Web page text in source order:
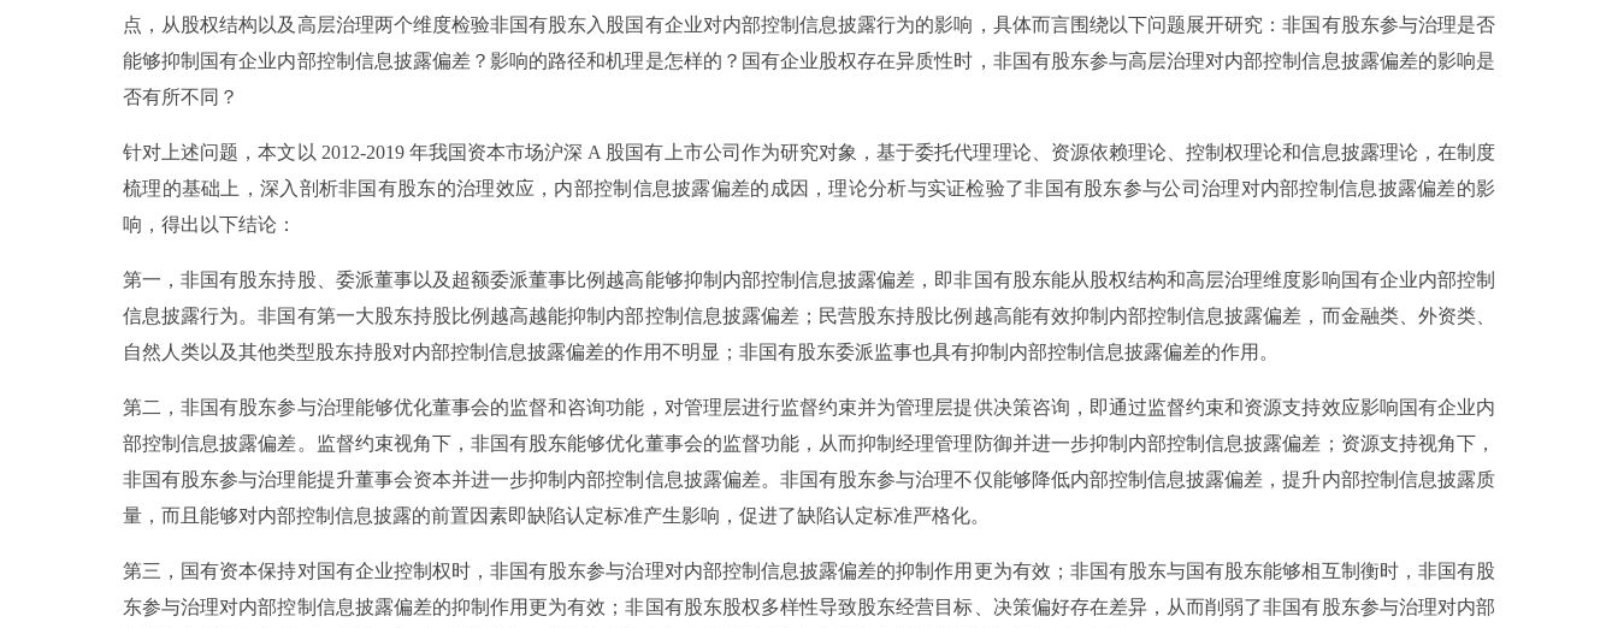
点，从股权结构以及高层治理两个维度检验非国有股东入股国有企业对内部控制信息披露行为的影响，具体而言围绕以下问题展开研究：非国有股东参与治理是否
能够抑制国有企业内部控制信息披露偏差？影响的路径和机理是怎样的？国有企业股权存在异质性时，非国有股东参与高层治理对内部控制信息披露偏差的影响是
否有所不同？
针对上述问题，本文以 2012-2019 年我国资本市场沪深 A 股国有上市公司作为研究对象，基于委托代理理论、资源依赖理论、控制权理论和信息披露理论，在制度
梳理的基础上，深入剖析非国有股东的治理效应，内部控制信息披露偏差的成因，理论分析与实证检验了非国有股东参与公司治理对内部控制信息披露偏差的影
响，得出以下结论：
第一，非国有股东持股、委派董事以及超额委派董事比例越高能够抑制内部控制信息披露偏差，即非国有股东能从股权结构和高层治理维度影响国有企业内部控制
信息披露行为。非国有第一大股东持股比例越高越能抑制内部控制信息披露偏差；民营股东持股比例越高能有效抑制内部控制信息披露偏差，而金融类、外资类、
自然人类以及其他类型股东持股对内部控制信息披露偏差的作用不明显；非国有股东委派监事也具有抑制内部控制信息披露偏差的作用。
第二，非国有股东参与治理能够优化董事会的监督和咨询功能，对管理层进行监督约束并为管理层提供决策咨询，即通过监督约束和资源支持效应影响国有企业内
部控制信息披露偏差。监督约束视角下，非国有股东能够优化董事会的监督功能，从而抑制经理管理防御并进一步抑制内部控制信息披露偏差；资源支持视角下，
非国有股东参与治理能提升董事会资本并进一步抑制内部控制信息披露偏差。非国有股东参与治理不仅能够降低内部控制信息披露偏差，提升内部控制信息披露质
量，而且能够对内部控制信息披露的前置因素即缺陷认定标准产生影响，促进了缺陷认定标准严格化。
第三，国有资本保持对国有企业控制权时，非国有股东参与治理对内部控制信息披露偏差的抑制作用更为有效；非国有股东与国有股东能够相互制衡时，非国有股
东参与治理对内部控制信息披露偏差的抑制作用更为有效；非国有股东股权多样性导致股东经营目标、决策偏好存在差异，从而削弱了非国有股东参与治理对内部